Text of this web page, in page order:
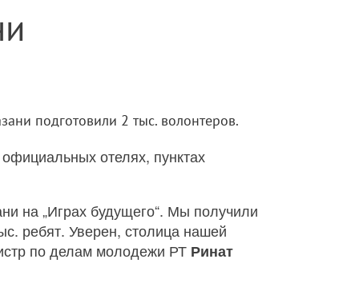
подготовили 2 тыс. волонтеров.
отелях, пунктах
на „Играх будущего“. Мы получили
ребят. Уверен, столица нашей
по делам молодежи РТ Ринат